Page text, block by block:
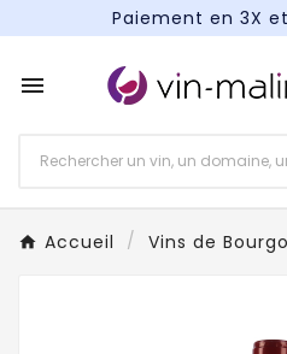
Paiement en 3X
Paiement en 3X

Accueil Vins de